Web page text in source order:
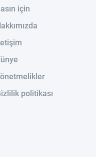
için
politikası